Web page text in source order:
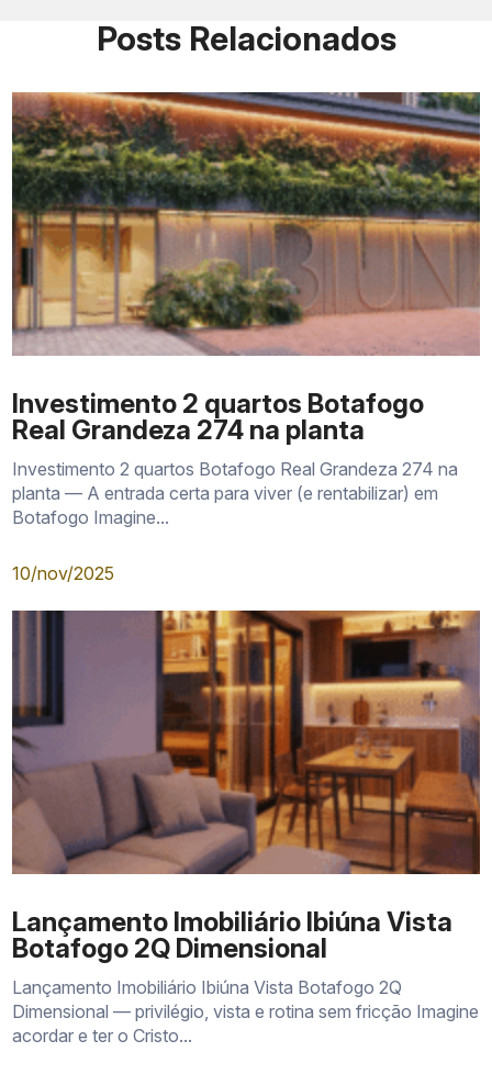
Coberturas Referências de 124 m² a 152 m²
Dormitórios Configurações de 2 e 3 quartos
Suítes Opções sujeitas à unidade disponível
Área social Varanda com espaço gourmet
Apartamentos tipo
Gardens
Coberturas
Posts Relacionados
Investimento 2 quartos Botafogo
Real Grandeza 274 na planta
Investimento 2 quartos Botafogo Real Grandeza 274 na
planta — A entrada certa para viver (e rentabilizar) em
Botafogo Imagine...
10/nov/2025
Lançamento Imobiliário Ibiúna Vista
Botafogo 2Q Dimensional
Lançamento Imobiliário Ibiúna Vista Botafogo 2Q
Dimensional — privilégio, vista e rotina sem fricção Imagine
acordar e ter o Cristo...